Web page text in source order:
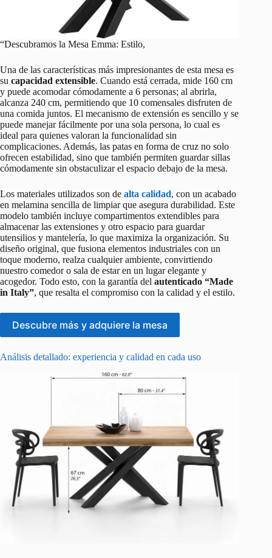
“Descubramos la Mesa Emma: Estilo,
Una de las características más impresionantes de esta mesa es
su capacidad extensible. Cuando está cerrada, mide 160 cm
y puede acomodar cómodamente a 6 personas; al abrirla,
alcanza 240 cm, permitiendo que 10 comensales disfruten de
una comida juntos. El mecanismo de extensión es sencillo y se
puede manejar fácilmente por una sola persona, lo cual es
ideal para quienes valoran la funcionalidad sin
complicaciones. Además, las patas en forma de cruz no solo
ofrecen estabilidad, sino que también permiten guardar sillas
cómodamente sin obstaculizar el espacio debajo de la mesa.
Los materiales utilizados son de alta calidad, con un acabado
en melamina sencilla de limpiar que asegura durabilidad. Este
modelo también incluye compartimentos extendibles para
almacenar las extensiones y otro espacio para guardar
utensilios y mantelería, lo que maximiza la organización. Su
diseño original, que fusiona elementos industriales con un
toque moderno, realza cualquier ambiente, convirtiendo
nuestro comedor o sala de estar en un lugar elegante y
acogedor. Todo esto, con la garantía del autenticado “Made
in Italy”, que resalta el compromiso con la calidad y el estilo.
Descubre más y adquiere la mesa
Análisis detallado: experiencia y calidad en cada uso